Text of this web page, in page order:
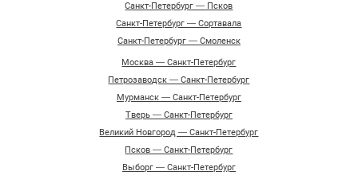
Санкт-Петербург — Псков
Санкт-Петербург — Сортавала
Санкт-Петербург — Смоленск
Москва — Санкт-Петербург
Петрозаводск — Санкт-Петербург
Мурманск — Санкт-Петербург
Тверь — Санкт-Петербург
Великий Новгород — Санкт-Петербург
Псков — Санкт-Петербург
Выборг — Санкт-Петербург